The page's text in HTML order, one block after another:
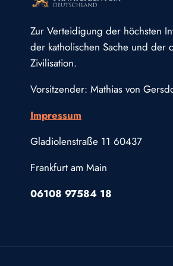
Zur Verteidigung der höchsten
der katholischen Sache und der
Zivilisation.
Vorsitzender: Mathias von
Impressum
Gladiolenstraße 11 60437
Frankfurt am Main
06108 97584 18